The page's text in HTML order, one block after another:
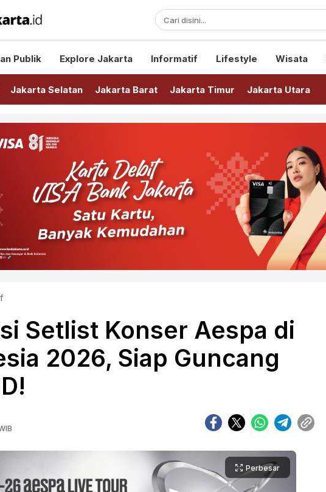
Jakarta Ada Disini!
Publik Explore Jakarta Informatif Lifestyle Wisata
Jakarta Selatan Jakarta Barat Jakarta Timur Jakarta Utara
Setlist Konser Aespa di
2026, Siap Guncang
Perbesar